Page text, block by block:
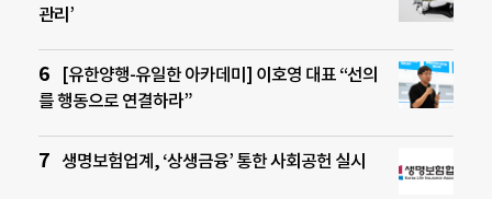
관리’
[유한양행-유일한 아카데미] 이호영 대표 “선의
를 행동으로 연결하라”
생명보험업계, ‘상생금융’ 통한 사회공헌 실시